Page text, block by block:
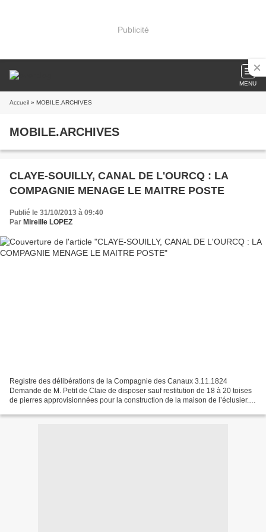
Publicité
MENU
Accueil » MOBILE.ARCHIVES
MOBILE.ARCHIVES
CLAYE-SOUILLY, CANAL DE L'OURCQ : LA
COMPAGNIE MENAGE LE MAITRE POSTE
Publié le 31/10/2013 à 09:40
Par Mireille LOPEZ
Registre des délibérations de la Compagnie des Canaux 3.11.1824
Demande de M. Petit de Claie de disposer sauf restitution de 18 à 20 toises
de pierres approvisionnées pour la construction de la maison de l’éclusier.